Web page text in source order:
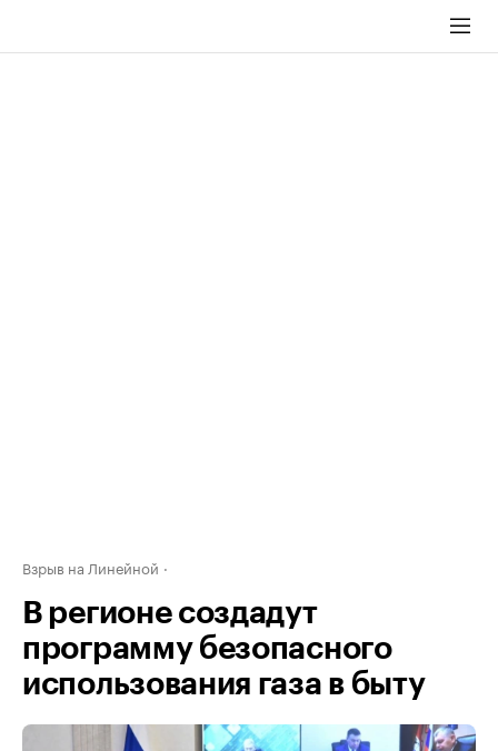
Взрыв на Линейной
В регионе создадут
программу безопасного
использования газа в быту